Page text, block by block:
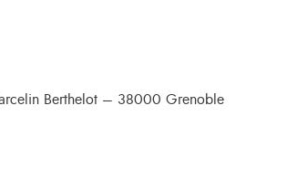
Berthelot – 38000 Grenoble